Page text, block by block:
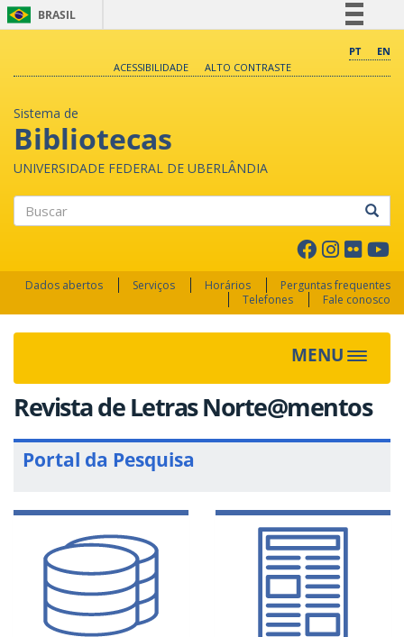
BRASIL
Comunica BR
PT
EN
ACESSIBILIDADE
ALTO CONTRASTE
Sistema de
Bibliotecas
UNIVERSIDADE FEDERAL DE UBERLÂNDIA
Dados abertos Serviços Horários
Perguntas frequentes
Telefones
Fale conosco
MENU Toggle
Revista de Letras Norte@mentos
Portal da Pesquisa